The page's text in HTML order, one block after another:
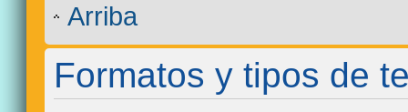
Arriba
Formatos y tipos de